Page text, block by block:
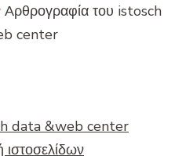
Αρθρογραφία του istosch
center